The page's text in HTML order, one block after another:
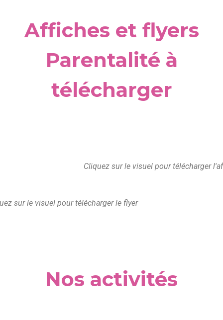
Affiches et flyers
Parentalité à
télécharger
Cliquez sur le visuel pour télécharger
sur le visuel pour télécharger le flyer
Nos activités